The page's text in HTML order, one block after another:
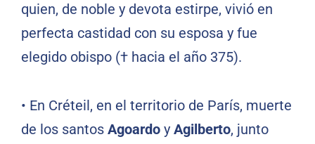
quien, de noble y devota estirpe, vivió en
perfecta castidad con su esposa y fue
elegido obispo († hacia el año 375).
• En Créteil, en el territorio de París, muerte
de los santos Agoardo y Agilberto, junto